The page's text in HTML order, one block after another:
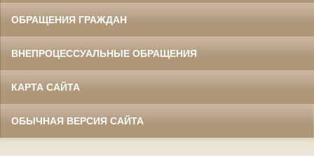
ОБРАЩЕНИЯ ГРАЖДАН
ВНЕПРОЦЕССУАЛЬНЫЕ ОБРАЩЕНИЯ
КАРТА САЙТА
ОБЫЧНАЯ ВЕРСИЯ САЙТА